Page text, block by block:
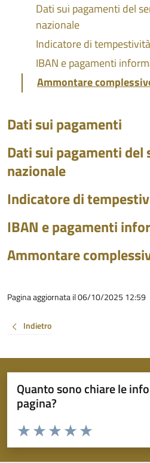
Dati sui pagamenti del
nazionale
Indicatore di
IBAN e pagamenti
Ammontare
Dati sui pagamenti
Dati sui pagamenti
nazionale
Indicatore di
IBAN e pagamenti
Ammontare
Pagina aggiornata il 06/10/2025 12:59
Indietro
Quanto sono chiare le
pagina?
Valuta da 1 a 5 stelle la pagina
Valuta 5 stelle
Valuta 4 stelle su 5
Valuta 3 stelle su 5
Valuta 2 stelle su 5
Valuta 1 stelle su 5